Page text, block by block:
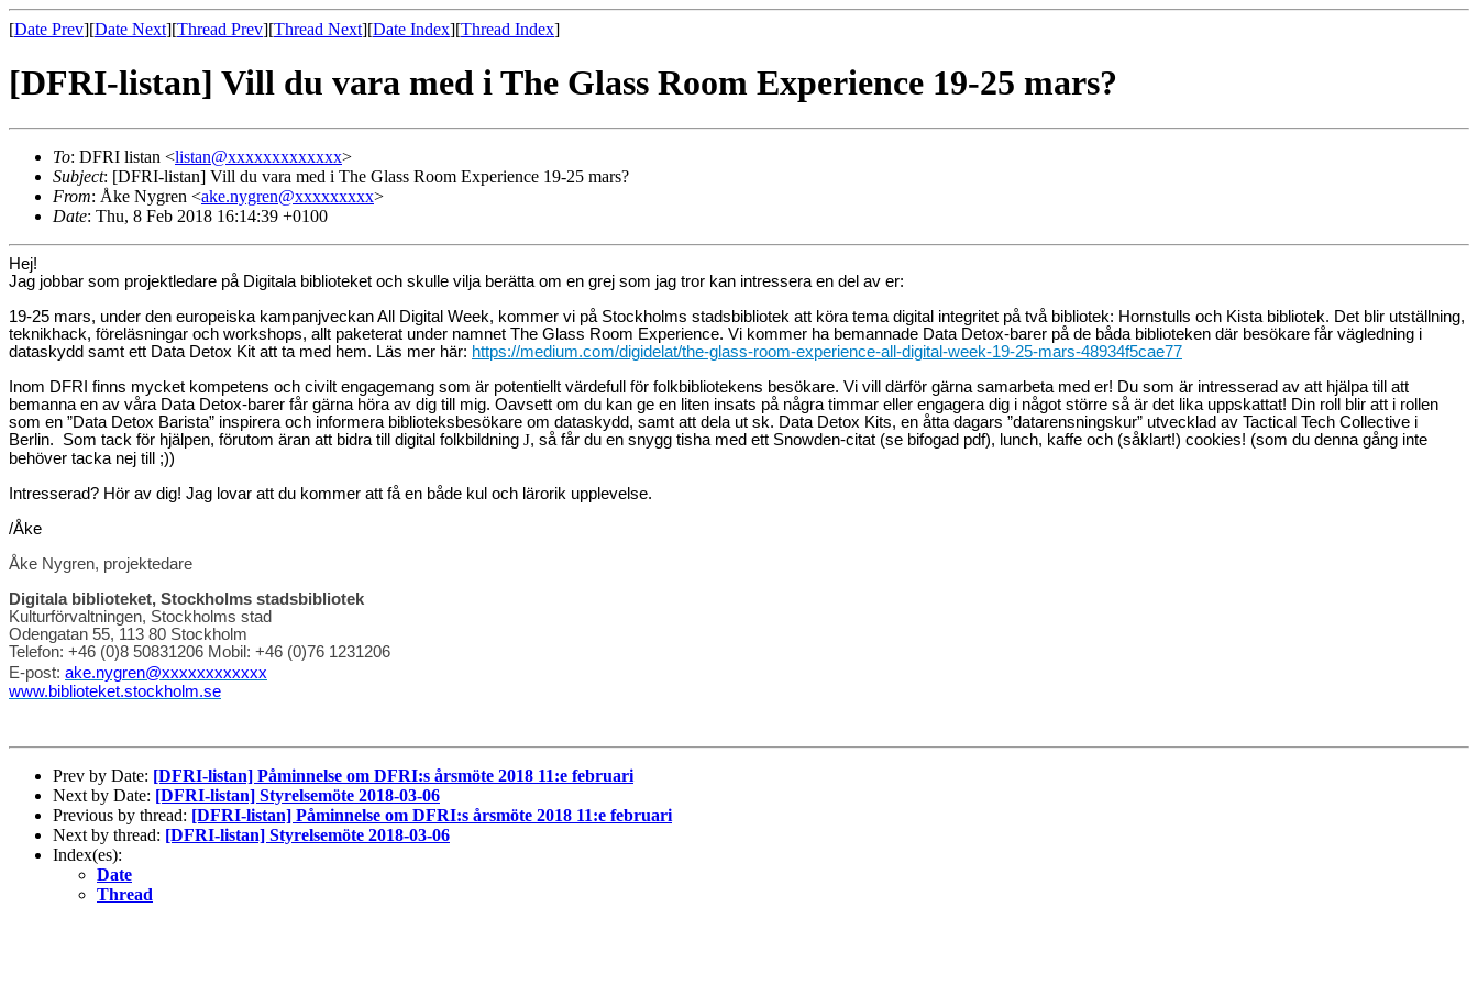
[Date Prev][Date Next][Thread Prev][Thread Next][Date Index][Thread Index]
[DFRI-listan] Vill du vara med i The Glass Room Experience 19-25 mars?
To: DFRI listan <listan@xxxxxxxxxxxxx>
Subject: [DFRI-listan] Vill du vara med i The Glass Room Experience 19-25 mars?
From: Åke Nygren <ake.nygren@xxxxxxxxx>
Date: Thu, 8 Feb 2018 16:14:39 +0100
Hej!
Jag jobbar som projektledare på Digitala biblioteket och skulle vilja berätta om en grej som jag tror kan intressera en del av er:
19-25 mars, under den europeiska kampanjveckan All Digital Week, kommer vi på Stockholms stadsbibliotek att köra tema digital integritet på två bibliotek: Hornstulls och Kista bibliotek. Det blir utställning,
teknikhack, föreläsningar och workshops, allt paketerat under namnet The Glass Room Experience. Vi kommer ha bemannade Data Detox-barer på de båda biblioteken där besökare får vägledning i
dataskydd samt ett Data Detox Kit att ta med hem. Läs mer här: https://medium.com/digidelat/the-glass-room-experience-all-digital-week-19-25-mars-48934f5cae77
Inom DFRI finns mycket kompetens och civilt engagemang som är potentiellt värdefull för folkbibliotekens besökare. Vi vill därför gärna samarbeta med er! Du som är intresserad av att hjälpa till att
bemanna en av våra Data Detox-barer får gärna höra av dig till mig. Oavsett om du kan ge en liten insats på några timmar eller engagera dig i något större så är det lika uppskattat! Din roll blir att i rollen
som en ”Data Detox Barista” inspirera och informera biblioteksbesökare om dataskydd, samt att dela ut sk. Data Detox Kits, en åtta dagars ”datarensningskur” utvecklad av Tactical Tech Collective i
Berlin. Som tack för hjälpen, förutom äran att bidra till digital folkbildning J, så får du en snygg tisha med ett Snowden-citat (se bifogad pdf), lunch, kaffe och (såklart!) cookies! (som du denna gång inte
behöver tacka nej till ;))
Intresserad? Hör av dig! Jag lovar att du kommer att få en både kul och lärorik upplevelse.
/Åke
Åke Nygren, projektedare
Digitala biblioteket, Stockholms stadsbibliotek
Kulturförvaltningen, Stockholms stad
Odengatan 55, 113 80 Stockholm
Telefon: +46 (0)8 50831206 Mobil: +46 (0)76 1231206
E-post: ake.nygren@xxxxxxxxxxxx
www.biblioteket.stockholm.se
Prev by Date: [DFRI-listan] Påminnelse om DFRI:s årsmöte 2018 11:e februari
Next by Date: [DFRI-listan] Styrelsemöte 2018-03-06
Previous by thread: [DFRI-listan] Påminnelse om DFRI:s årsmöte 2018 11:e februari
Next by thread: [DFRI-listan] Styrelsemöte 2018-03-06
Index(es):
Date
Thread